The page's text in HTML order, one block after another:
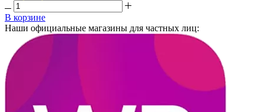
В корзине
Наши официальные магазины для частных лиц: